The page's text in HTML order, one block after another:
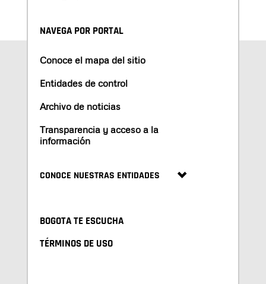
NAVEGA POR PORTAL
Conoce el mapa del sitio
Entidades de control
Archivo de noticias
Transparencia y acceso a la
información
CONOCE NUESTRAS ENTIDADES
BOGOTA TE ESCUCHA
TÉRMINOS DE USO